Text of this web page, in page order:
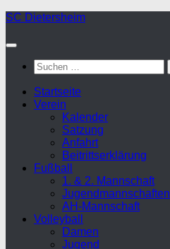
Zum
springen
SC Dietersheim
Suchen
nach:
Startseite
Verein
Kalender
Satzung
Anfahrt
Beitrittserklärung
Fußball
1. & 2. Mannschaft
Jugendmannschaften
AH-Mannschaft
Volleyball
Damen
Jugend